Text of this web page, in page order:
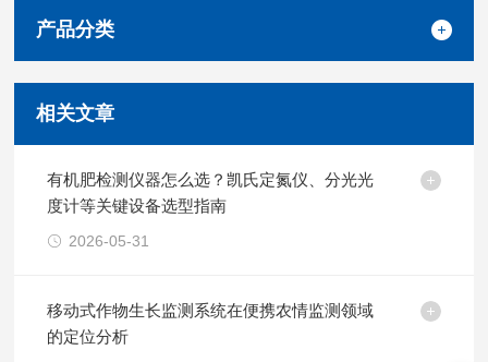
产品分类
相关文章
有机肥检测仪器怎么选？凯氏定氮仪、分光光
度计等关键设备选型指南
2026-05-31
移动式作物生长监测系统在便携农情监测领域
的定位分析